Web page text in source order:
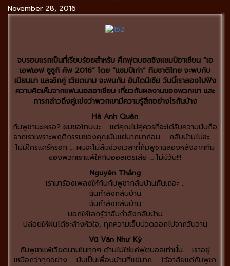
November 28, 2016
จบรอบแรกเป็นที่เรียบร้อยสำหรับ ศึกฟุตบอลชิงแชมป์อาเซียน “เอ
เอฟเอฟ ซูซูกิ คัพ 2016” โดย “แชมป์เก่า” ทีมชาติไทย จะพบกับ
เมียนมา และอีกคู่ เวียดนาม จะพบกับ อินโดนีเซีย วันนี้เราลองไปฟัง
ความคิดเห็นจากแฟนบอลอาเซียน เกี่ยวกับผลงานของพวกเขา และ
การกล่าวถึงคู่แข่งว่าพวกเขามีความรู้สึกอย่างไรกันบ้าง
Hà Anh Quân
กัมพูชานะเหรอ? ผมขอโทษนะ … แต่คุณไม่คู่ควรที่จะได้รับความนับถือ
จากเราเพราะพฤติกรรมของคุณมันแย่มากมาก่อน … กลับบ้านไปซะ …
ไม่มีใครแคร์หรอก … ผมจะไม่ลืมช่วงเวลาที่กัมพูชาฉลองหลังจากทีม
ของพวกเราแพ้ให้กับออสเตรเลีย … ไม่มีวัน!!!
Nguyên Thắng
เรามาร้องเพลงให้กับกัมพูชากลับบ้านกันเถอะ ..
ฉันกำลังกลับบ้าน
ฉันกำลังกลับบ้าน
บอกให้โลกรู้ว่าฉันกำลังกลับบ้าน
ปล่อยให้ฝนได้ชะล้างหัวใจ, ทุกความเจ็บปวดออกไปจากวันวาน
Vũ Văn Như Kỳ
กัมพูชาแพ้เวียดนามในทุกๆ ด้านไม่ใช่แค่ฟุตบอลเท่านั้น … เราอยู่
เหนือกว่าทุกอย่าง … มันเป็นเพื่อนบ้านที่แย่มาก … ไว้อาลัยแด่กัมพูชา